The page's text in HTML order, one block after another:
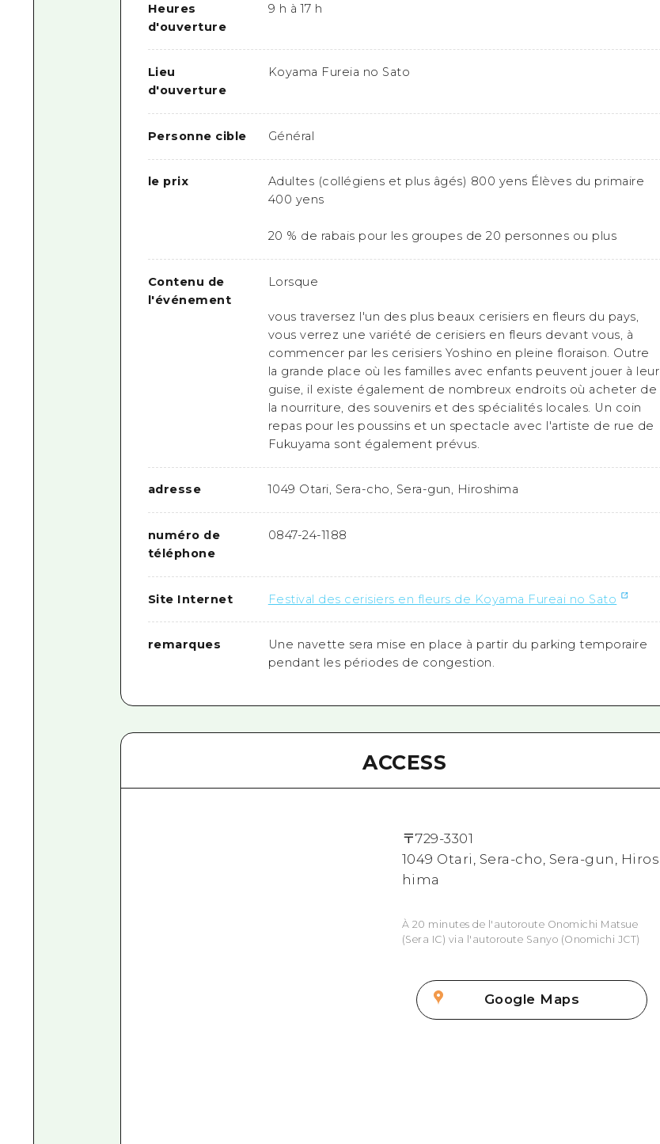
Heures
d'ouverture
9 h à 17 h
Lieu
d'ouverture
Koyama Fureia no Sato
Personne cible Général
le prix
Adultes (collégiens et plus âgés) 800 yens Élèves du primaire
400 yens
20 % de rabais pour les groupes de 20 personnes ou plus
Contenu de
l'événement
Lorsque
vous traversez l'un des plus beaux cerisiers en fleurs du pays,
vous verrez une variété de cerisiers en fleurs devant vous, à
commencer par les cerisiers Yoshino en pleine floraison. Outre
la grande place où les familles avec enfants peuvent jouer à leur
guise, il existe également de nombreux endroits où acheter de
la nourriture, des souvenirs et des spécialités locales. Un coin
repas pour les poussins et un spectacle avec l'artiste de rue de
Fukuyama sont également prévus.
adresse 1049 Otari, Sera-cho, Sera-gun, Hiroshima
numéro de
téléphone
0847-24-1188
Site Internet Festival des cerisiers en fleurs de Koyama Fureai no Sato
remarques
Une navette sera mise en place à partir du parking temporaire
pendant les périodes de congestion.
ACCESS
〒729-3301
1049 Otari, Sera-cho, Sera-gun, Hiros
hima
À 20 minutes de l'autoroute Onomichi Matsue
(Sera IC) via l'autoroute Sanyo (Onomichi JCT)
Google Maps